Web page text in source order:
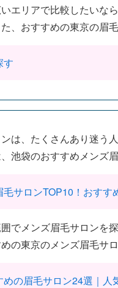
エリアで比較したいな
、おすすめの東京の眉
す
は、たくさんあり迷う
池袋のおすすめメンズ
サロンTOP10！おすす
でメンズ眉毛サロンを
の東京のメンズ眉毛サ
の眉毛サロン24選｜人